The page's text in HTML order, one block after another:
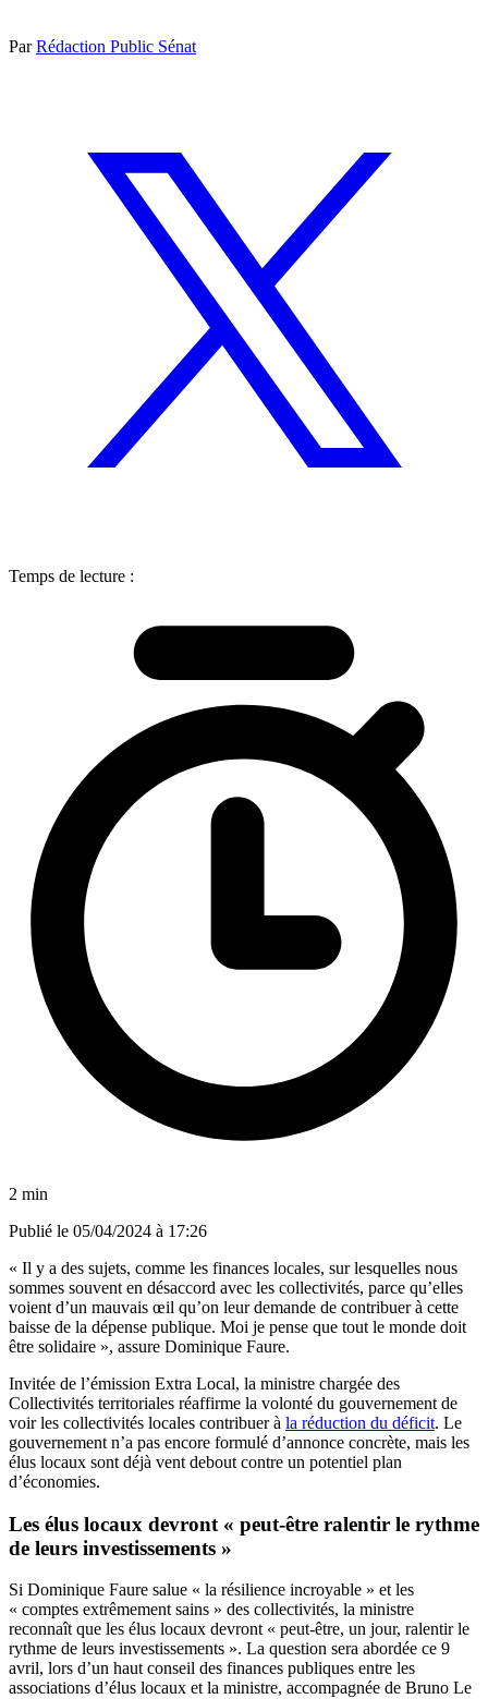
ParRédaction Public Sénat
Temps de lecture :
2 min
Publié le 05/04/2024 à 17:26
« Il y a des sujets, comme les finances locales, sur lesquelles nous
sommes souvent en désaccord avec les collectivités, parce qu’elles
voient d’un mauvais œil qu’on leur demande de contribuer à cette
baisse de la dépense publique. Moi je pense que tout le monde doit
être solidaire », assure Dominique Faure.
Invitée de l’émission Extra Local, la ministre chargée des
Collectivités territoriales réaffirme la volonté du gouvernement de
voir les collectivités locales contribuer à la réduction du déficit. Le
gouvernement n’a pas encore formulé d’annonce concrète, mais les
élus locaux sont déjà vent debout contre un potentiel plan
d’économies.
Les élus locaux devront « peut-être ralentir le rythme
de leurs investissements »
Si Dominique Faure salue « la résilience incroyable » et les
« comptes extrêmement sains » des collectivités, la ministre
reconnaît que les élus locaux devront « peut-être, un jour, ralentir le
rythme de leurs investissements ». La question sera abordée ce 9
avril, lors d’un haut conseil des finances publiques entre les
associations d’élus locaux et la ministre, accompagnée de Bruno Le